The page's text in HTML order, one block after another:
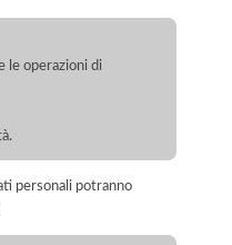
le operazioni di
personali potranno